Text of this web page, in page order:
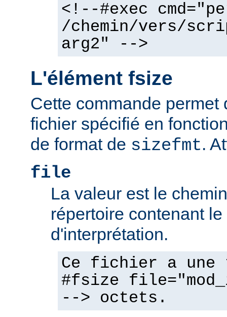
<!--#exec
/chemin/vers/
arg2" -->
L'élément fsize
Cette commande permet
fichier spécifié en
de format de sizefmt.
file
La valeur est le
répertoire contenant
d'interprétation.
Ce fichier a
#fsize
--> octets.